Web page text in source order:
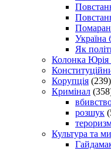
Україна
Як
Колонка
Корупція (239)
Кримінал
розшук
Культура та